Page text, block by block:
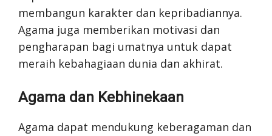
membangun karakter dan kepribadiannya.
Agama juga memberikan motivasi dan
pengharapan bagi umatnya untuk dapat
meraih kebahagiaan dunia dan akhirat.
Agama dan Kebhinekaan
Agama dapat mendukung keberagaman dan